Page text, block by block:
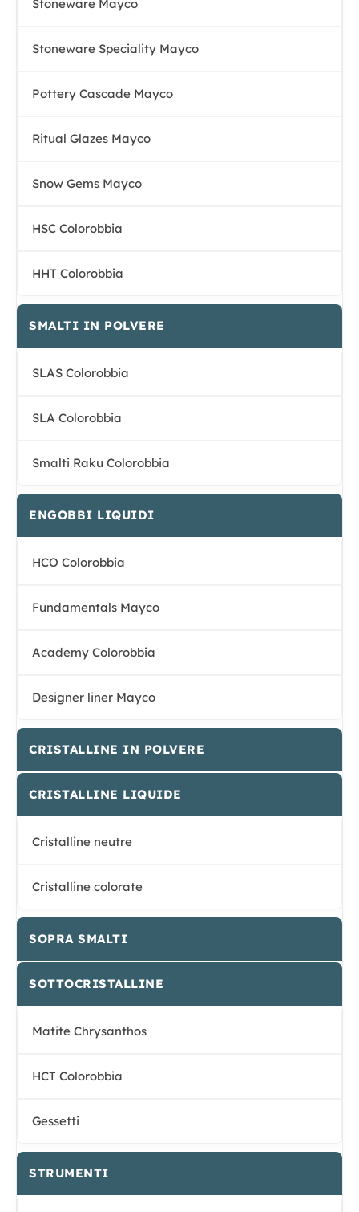
Stoneware Mayco
Stoneware Speciality Mayco
Pottery Cascade Mayco
Ritual Glazes Mayco
Snow Gems Mayco
HSC Colorobbia
HHT Colorobbia
SMALTI IN POLVERE
SLAS Colorobbia
SLA Colorobbia
Smalti Raku Colorobbia
ENGOBBI LIQUIDI
HCO Colorobbia
Fundamentals Mayco
Academy Colorobbia
Designer liner Mayco
CRISTALLINE IN POLVERE
CRISTALLINE LIQUIDE
Cristalline neutre
Cristalline colorate
SOPRA SMALTI
SOTTOCRISTALLINE
Matite Chrysanthos
HCT Colorobbia
Gessetti
STRUMENTI